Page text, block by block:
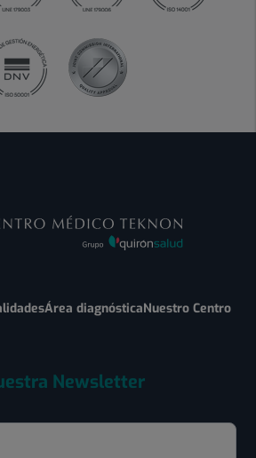
Área diagnósticaNuestro Centro
Newsletter